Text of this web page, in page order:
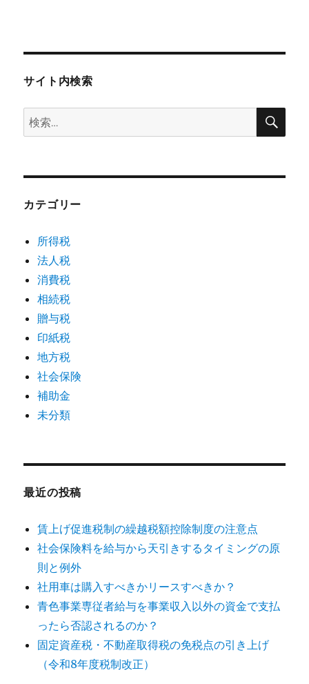
サイト内検索
検
索:
検
カテゴリー
所得税
法人税
消費税
相続税
贈与税
印紙税
地方税
社会保険
補助金
未分類
最近の投稿
賃上げ促進税制の繰越税額控除制度の注意点
社会保険料を給与から天引きするタイミングの原
則と例外
社用車は購入すべきかリースすべきか？
青色事業専従者給与を事業収入以外の資金で支払
ったら否認されるのか？
固定資産税・不動産取得税の免税点の引き上げ
（令和8年度税制改正）